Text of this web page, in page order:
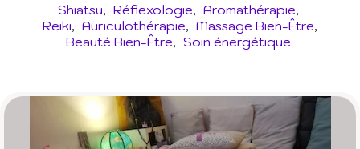
Shiatsu Réflexologie
Aromathérapie
Reiki
Auriculothérapie
Massage Bien-Être
Beauté Bien-Être
Soin énergétique